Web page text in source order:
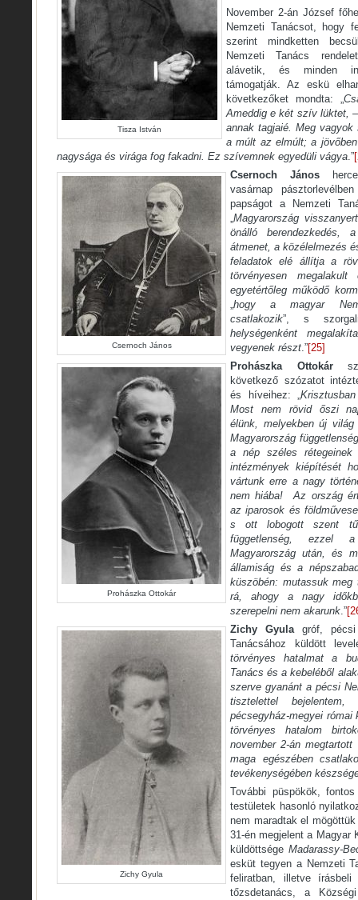
Tisza István
November 2-án József
Nemzeti Tanácsot, hogy
szerint mindketten
Nemzeti Tanács
alávetik, és minden
támogatják. Az eskü
következőket mondta: „
Ameddig e két szív lüktet,
annak tagjaié. Meg
a múlt az elmúlt; a
nagysága és virága fog fakadni. Ez szívemnek egyedüli vágya.”
Csernoch János
Csernoch János
vasárnap
papságot a Nemzeti
„Magyarország
önálló berendezkedés,
átmenet, a közélelmezés
feladatok elé állítja a
törvényesen
egyetértőleg működő
„hogy a magyar
csatlakozik”, s
helységenként
vegyenek részt.”[25]
Prohászka Ottokár
Prohászka Ottokár
következő szózatot
és híveihez: „
Most nem rövid őszi
élünk, melyekben új
Magyarország
a nép széles
intézmények kiépítését
vártunk erre a nagy
nem hiába! Az ország
az iparosok és
s ott lobogott szent
függetlenség, ezzel
Magyarország után, és
államiság és a
küszöbén: mutassuk
rá, ahogy a nagy
szerepelni nem akarunk.”
Zichy Gyula
Zichy Gyulagróf, pécsi
Tanácsához küldött
törvényes hatalmat a
Tanács és a kebeléből
szerve gyanánt a pécsi
tisztelettel
pécsegyház-megyei
törvényes hatalom
november 2-án
maga egészében
tevékenységében
További püspökök,
testületek hasonló
nem maradtak el
31-én megjelent a Magyar
küldöttsége Madarassy-
esküt tegyen a Nemzeti
feliratban, illetve
tőzsdetanács, a